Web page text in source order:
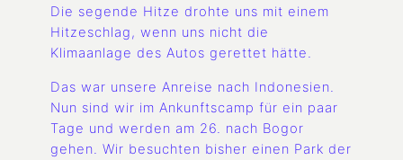
Die segende Hitze drohte uns mit einem
Hitzeschlag, wenn uns nicht die
Klimaanlage des Autos gerettet hätte.
Das war unsere Anreise nach Indonesien.
Nun sind wir im Ankunftscamp für ein paar
Tage und werden am 26. nach Bogor
gehen. Wir besuchten bisher einen Park der